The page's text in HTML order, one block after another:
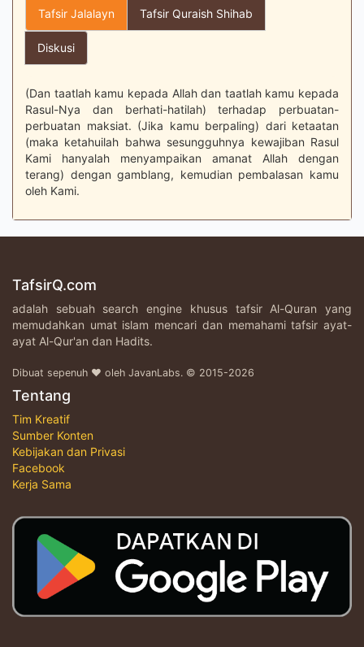
Tafsir Jalalayn Tafsir Quraish Shihab
Diskusi
(Dan taatlah kamu kepada Allah dan taatlah kamu kepada
Rasul-Nya dan berhati-hatilah) terhadap perbuatan-
perbuatan maksiat. (Jika kamu berpaling) dari ketaatan
(maka ketahuilah bahwa sesungguhnya kewajiban Rasul
Kami hanyalah menyampaikan amanat Allah dengan
terang) dengan gamblang, kemudian pembalasan kamu
oleh Kami.
TafsirQ.com
adalah sebuah search engine khusus tafsir Al-Quran yang
memudahkan umat islam mencari dan memahami tafsir ayat-
ayat Al-Qur'an dan Hadits.
Dibuat sepenuh ♥ oleh JavanLabs. © 2015-2026
Tentang
Tim Kreatif
Sumber Konten
Kebijakan dan Privasi
Facebook
Kerja Sama